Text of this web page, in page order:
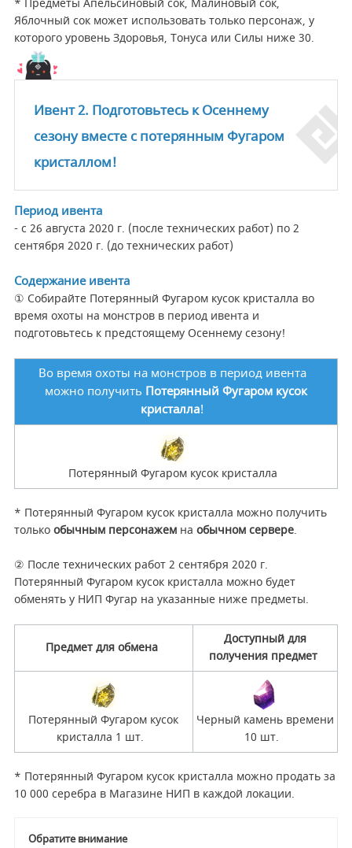
* Предметы Апельсиновый сок, Малиновый сок,
Яблочный сок может использовать только персонаж, у
которого уровень Здоровья, Тонуса или Силы ниже 30.
Ивент 2. Подготовьтесь к Осеннему
сезону вместе с потерянным Фугаром
кристаллом!
Период ивента
- с 26 августа 2020 г. (после технических работ) по 2
сентября 2020 г. (до технических работ)
Содержание ивента
① Собирайте Потерянный Фугаром кусок кристалла во
время охоты на монстров в период ивента и
подготовьтесь к предстоящему Осеннему сезону!
Во время охоты на монстров в период ивента
можно получить Потерянный Фугаром кусок
кристалла!
Потерянный Фугаром кусок кристалла
* Потерянный Фугаром кусок кристалла можно получить
толькообычным персонажемна обычном сервере.
② После технических работ 2 сентября 2020 г.
Потерянный Фугаром кусок кристалла можно будет
обменять у НИП Фугар на указанные ниже предметы.
Предмет для обмена
Доступный для
получения предмет
Потерянный Фугаром кусок
кристалла 1 шт.
Черный камень времени
10 шт.
* Потерянный Фугаром кусок кристалла можно продать за
10 000 серебра в Магазине НИП в каждой локации.
Обратите внимание